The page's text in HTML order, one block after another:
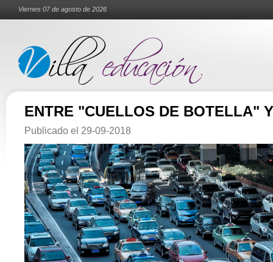
Viernes 07 de agosto de 2026
ENTRE "CUELLOS DE BOTELLA"
Publicado el 29-09-2018